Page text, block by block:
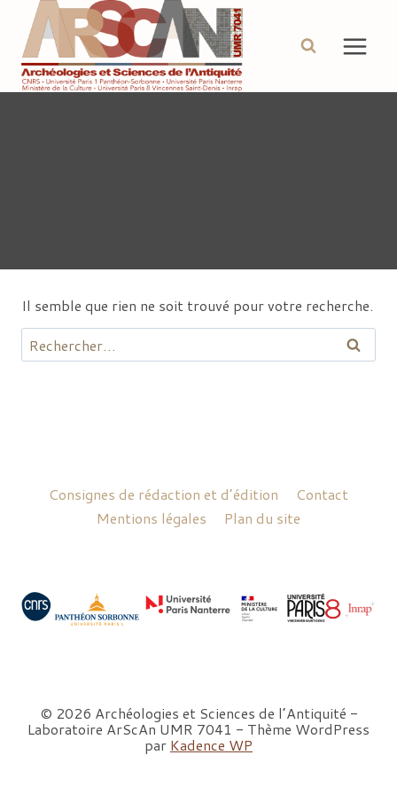
contenu
Il semble que rien ne soit trouvé pour votre recherche.
Rechercher :
Consignes de rédaction et d’édition
Contact
Mentions légales
Plan du site
© 2026 Archéologies et Sciences de l’Antiquité -
Laboratoire ArScAn UMR 7041 - Thème WordPress
par Kadence WP